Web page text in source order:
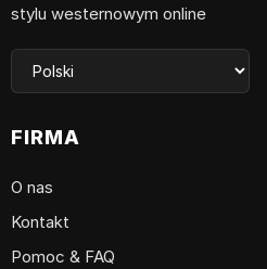
stylu westernowym online
FIRMA
O nas
Kontakt
Pomoc & FAQ